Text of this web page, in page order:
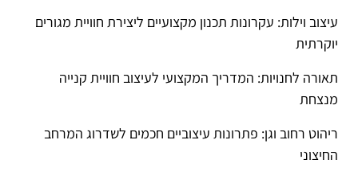
עיצוב וילות: עקרונות תכנון מקצועיים ליצירת חוויית מגורים
יוקרתית
תאורה לחנויות: המדריך המקצועי לעיצוב חוויית קנייה
מנצחת
ריהוט רחוב וגן: פתרונות עיצוביים חכמים לשדרוג המרחב
החיצוני